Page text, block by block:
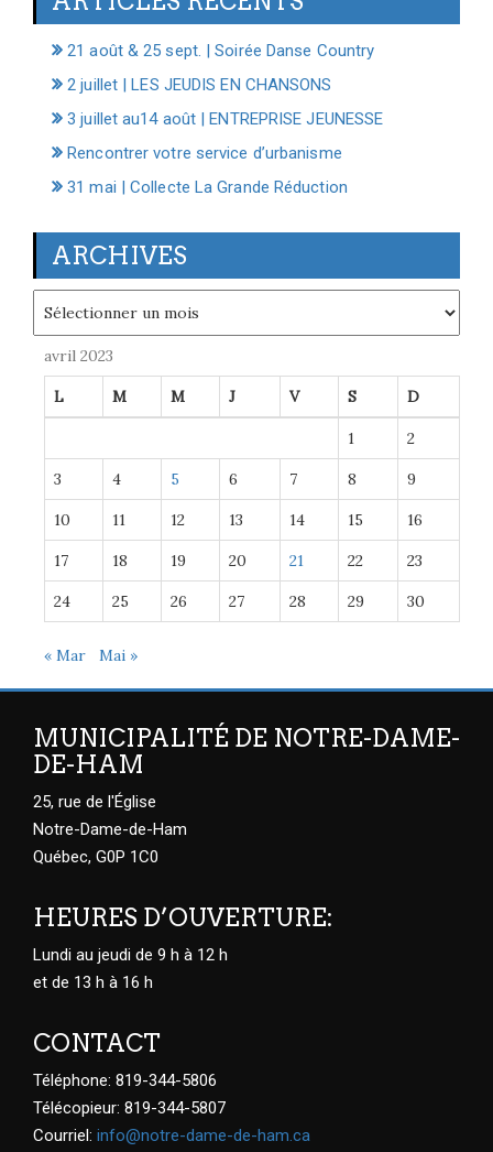
21 août & 25 sept. | Soirée Danse Country
2 juillet | LES JEUDIS EN CHANSONS
3 juillet au14 août | ENTREPRISE JEUNESSE
Rencontrer votre service d’urbanisme
31 mai | Collecte La Grande Réduction
ARCHIVES
avril 2023
L M M J V S D
1 2
3 4 5 6 7 8 9
10 11 12 13 14 15 16
17 18 19 20 21 22 23
24 25 26 27 28 29 30
« Mar Mai »
MUNICIPALITÉ DE NOTRE-DAME-
DE-HAM
25, rue de l'Église
Notre-Dame-de-Ham
Québec, G0P 1C0
HEURES D’OUVERTURE:
Lundi au jeudi de 9 h à 12 h
et de 13 h à 16 h
CONTACT
Téléphone: 819-344-5806
Télécopieur: 819-344-5807
Courriel: info@notre-dame-de-ham.ca